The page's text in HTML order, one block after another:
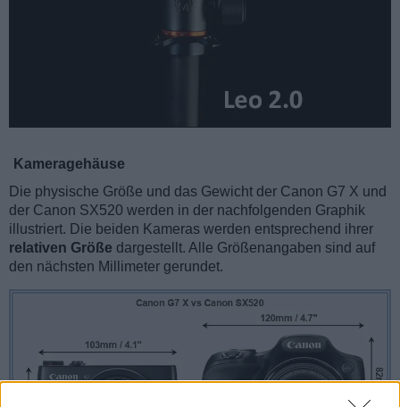
Kameragehäuse
Die physische Größe und das Gewicht der Canon G7 X und
der Canon SX520 werden in der nachfolgenden Graphik
illustriert. Die beiden Kameras werden entsprechend ihrer
relativen Größe dargestellt. Alle Größenangaben sind auf
den nächsten Millimeter gerundet.